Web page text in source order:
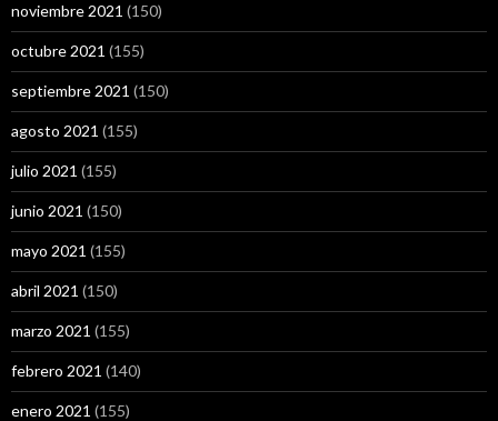
noviembre 2021 (150)
octubre 2021 (155)
septiembre 2021 (150)
agosto 2021 (155)
julio 2021 (155)
junio 2021 (150)
mayo 2021 (155)
abril 2021 (150)
marzo 2021 (155)
febrero 2021 (140)
enero 2021 (155)